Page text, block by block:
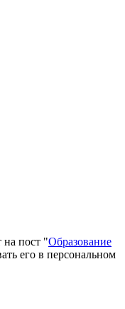
на пост "Образование
его в персональном